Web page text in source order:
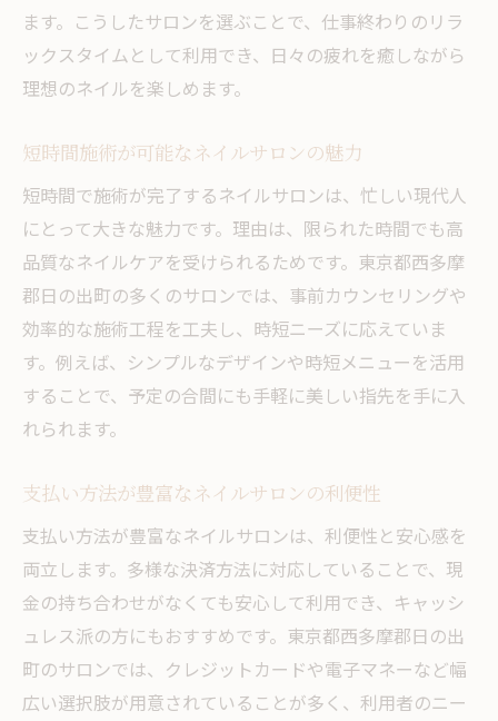
ます。こうしたサロンを選ぶことで、仕事終わりのリラ
ックスタイムとして利用でき、日々の疲れを癒しながら
理想のネイルを楽しめます。
短時間施術が可能なネイルサロンの魅力
短時間で施術が完了するネイルサロンは、忙しい現代人
にとって大きな魅力です。理由は、限られた時間でも高
品質なネイルケアを受けられるためです。東京都西多摩
郡日の出町の多くのサロンでは、事前カウンセリングや
効率的な施術工程を工夫し、時短ニーズに応えていま
す。例えば、シンプルなデザインや時短メニューを活用
することで、予定の合間にも手軽に美しい指先を手に入
れられます。
支払い方法が豊富なネイルサロンの利便性
支払い方法が豊富なネイルサロンは、利便性と安心感を
両立します。多様な決済方法に対応していることで、現
金の持ち合わせがなくても安心して利用でき、キャッシ
ュレス派の方にもおすすめです。東京都西多摩郡日の出
町のサロンでは、クレジットカードや電子マネーなど幅
広い選択肢が用意されていることが多く、利用者のニー